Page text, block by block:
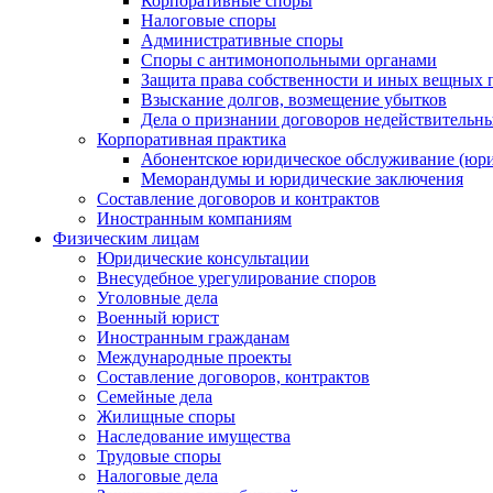
Налоговые споры
Административные споры
Споры с антимонопольными органами
Защита права собственности и иных вещных
Взыскание долгов, возмещение убытков
Дела о признании договоров
Корпоративная практика
Абонентское юридическое обслуживание
Меморандумы и юридические заключения
Составление договоров и контрактов
Иностранным компаниям
Физическим лицам
Юридические консультации
Внесудебное урегулирование споров
Уголовные дела
Военный юрист
Иностранным гражданам
Международные проекты
Составление договоров, контрактов
Семейные дела
Жилищные споры
Наследование имущества
Трудовые споры
Налоговые дела